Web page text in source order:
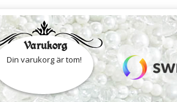
Varukorg
Din varukorg är tom!